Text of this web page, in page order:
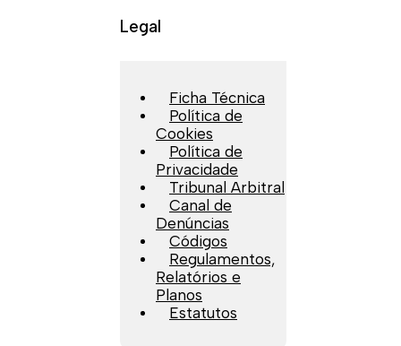
Legal
Ficha Técnica
Política de
Cookies
Política de
Privacidade
Tribunal Arbitral
Canal de
Denúncias
Códigos
Regulamentos,
Relatórios e
Planos
Estatutos